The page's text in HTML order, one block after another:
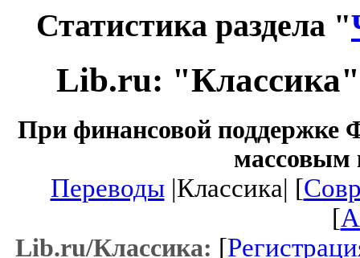
Статистика раздела "
Lib.ru:
При финансовой поддержке
массовым
Переводы|Классика| [
[
Lib.ru/Классика: [